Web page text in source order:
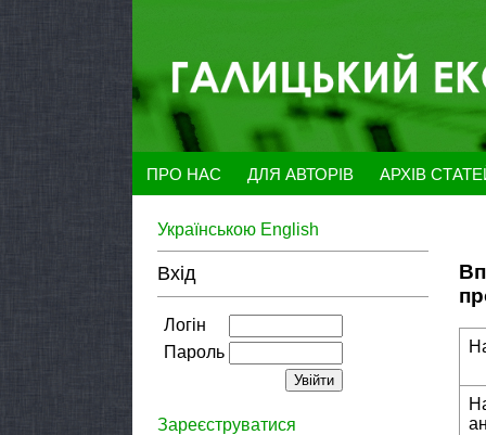
ПРО НАС ДЛЯ АВТОРІВ АРХІВ
Українською English
Вхід
Логін
Пароль
Зареєструватися